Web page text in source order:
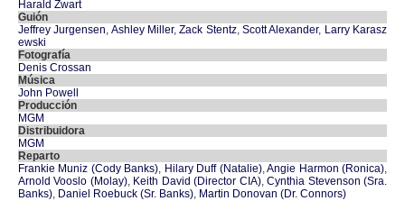
Harald Zwart
Guión
Jeffrey Jurgensen, Ashley Miller,Zack Stentz,Scott Alexander, Larry Karasz
ewski
Fotografía
Denis Crossan
Música
John Powell
Producción
MGM
Distribuidora
MGM
Reparto
Frankie Muniz (Cody Banks), Hilary Duff (Natalie),Angie Harmon (Ronica),
Arnold Vooslo (Molay), Keith David (Director CIA),Cynthia Stevenson (Sra.
Banks), Daniel Roebuck (Sr. Banks), Martin Donovan (Dr. Connors)